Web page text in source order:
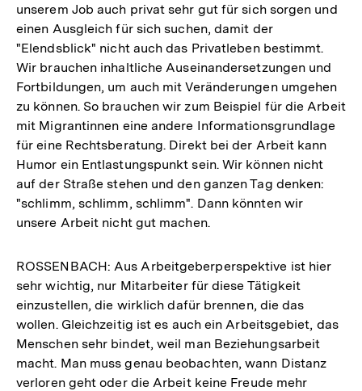
unserem Job auch privat sehr gut für sich sorgen und
einen Ausgleich für sich suchen, damit der
"Elendsblick" nicht auch das Privatleben bestimmt.
Wir brauchen inhaltliche Auseinandersetzungen und
Fortbildungen, um auch mit Veränderungen umgehen
zu können. So brauchen wir zum Beispiel für die Arbeit
mit Migrantinnen eine andere Informationsgrundlage
für eine Rechtsberatung. Direkt bei der Arbeit kann
Humor ein Entlastungspunkt sein. Wir können nicht
auf der Straße stehen und den ganzen Tag denken:
"schlimm, schlimm, schlimm". Dann könnten wir
unsere Arbeit nicht gut machen.
ROSSENBACH: Aus Arbeitgeberperspektive ist hier
sehr wichtig, nur Mitarbeiter für diese Tätigkeit
einzustellen, die wirklich dafür brennen, die das
wollen. Gleichzeitig ist es auch ein Arbeitsgebiet, das
Menschen sehr bindet, weil man Beziehungsarbeit
macht. Man muss genau beobachten, wann Distanz
verloren geht oder die Arbeit keine Freude mehr